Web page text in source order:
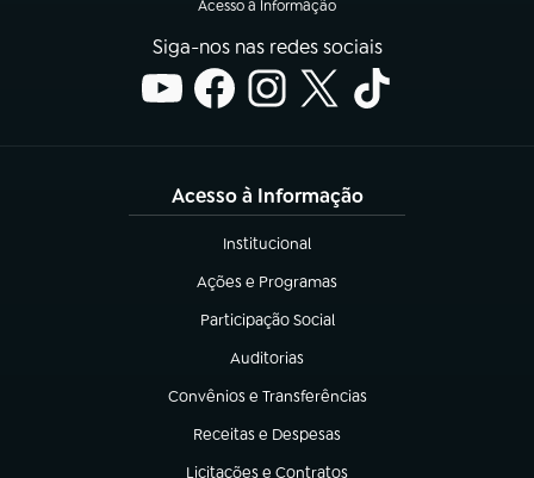
Acesso à Informação
Siga-nos nas redes sociais
Acesso à Informação
Institucional
(abre em nova aba)
Ações e Programas
(abre em nova aba)
Participação Social
(abre em nova aba)
Auditorias
(abre em nova aba)
Convênios e Transferências
(abre em nova aba)
Receitas e Despesas
(abre em nova aba)
Licitações e Contratos